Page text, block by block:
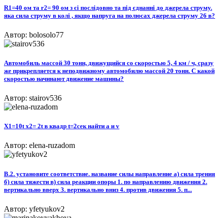
R1=40 ом та r2= 90 ом з єі послідовно та під єднанні до джерела струму.
яка сила струму в колі , якщо напруга на полюсах джерела струму 26 в?
Автор: bolosolo77
Автомобиль массой 30 тонн, движущийся со скоростью 5, 4 км / ч, сразу
же прикрепляется к неподвижному автомобилю массой 20 тонн. С какой
скоростью начинают движение машины?
Автор: stairov536
X1=10t x2= 2t в квадр t=2сек найти a и v
Автор: elena-ruzadom
В.2. установите соответствие. название силы направление а) сила трения
б) сила тяжести в) сила реакции опоры 1. по направлению движения 2.
вертикально вверх 3. вертикально вниз 4. против движения 5. п...
Автор: yfetyukov2